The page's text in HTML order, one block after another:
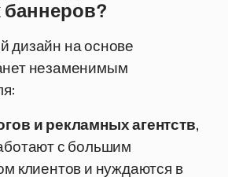
дизайн на основе
незаменимым
и рекламных агентств,
с большим
клиентов и нуждаются в